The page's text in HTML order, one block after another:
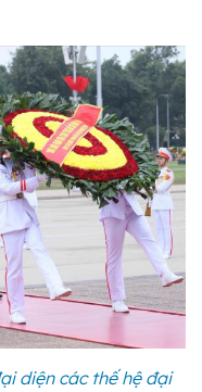
diện các thế hệ đại